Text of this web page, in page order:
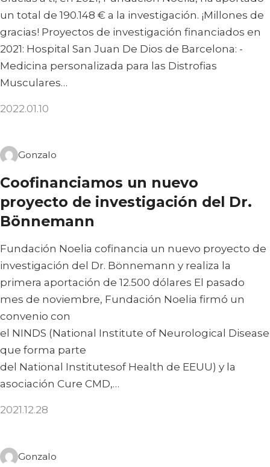
un total de 190.148 € a la investigación. ¡Millones de
gracias! Proyectos de investigación financiados en
2021: Hospital San Juan De Dios de Barcelona: -
Medicina personalizada para las Distrofias
Musculares…
2022.01.10
Gonzalo
Coofinanciamos un nuevo
proyecto de investigación del Dr.
Bönnemann
Fundación Noelia cofinancia un nuevo proyecto de
investigación del Dr. Bönnemann y realiza la
primera aportación de 12.500 dólares El pasado
mes de noviembre, Fundación Noelia firmó un
convenio con
el NINDS (National Institute of Neurological
que forma parte
del National Institutesof Health de EEUU) y la
asociación Cure CMD,…
2021.12.28
Gonzalo